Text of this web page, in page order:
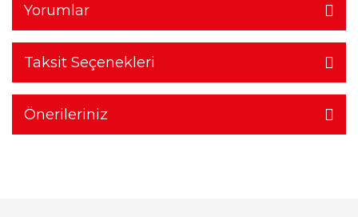
Yorumlar
Taksit Seçenekleri
Önerileriniz